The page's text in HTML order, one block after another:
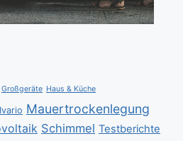
Großgeräte Haus & Küche
Ivario Mauertrockenlegung
Schimmel Testberichte